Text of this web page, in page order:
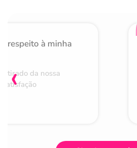
respeito à minha
da nossa
‹